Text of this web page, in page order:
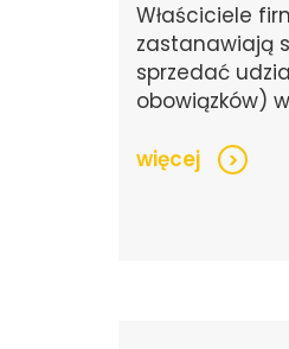
Właściciele
zastanawiają
sprzedać
obowiązków)
więcej >